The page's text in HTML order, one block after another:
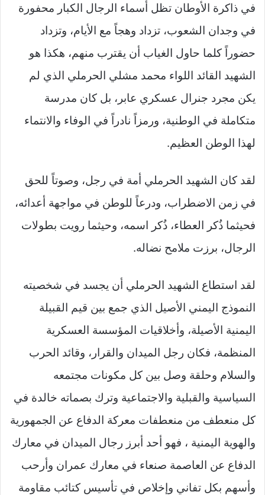
في ذاكرة الأوطان تظل أسماء الرجال الكبار محفورة
في وجدان الشعوب، تزداد وهجاً مع الأيام، وتزداد
حضوراً كلما حاول الغياب أن يقترب منهم، هكذا هو
الشهيد القائد اللواء محمد مشلي الحرملي الذي لم
يكن مجرد جنرال عسكري عابر، بل كان مدرسة
متكاملة في الوطنية، ورمزاً نادراً في الوفاء والانتماء
لهذا الوطن العظيم.
لقد كان الشهيد الحرملي أمة في رجل، وصوتاً للحق
في زمن الاضطراب، ودرعاً للوطن في مواجهة أعدائه،
فحيثما ذُكر العطاء، ذُكر اسمه، وحيثما رويت بطولات
الرجال، برزت ملامح نضاله.
لقد استطاع الشهيد الحرملي أن يجسد في شخصيته
النموذج اليمني الأصيل الذي جمع بين قيم القبيلة
اليمنية الأصيلة، وأخلاقيات المؤسسة العسكرية
المنظمة، فكان رجل الميدان والقرار، وقائد الحرب
والسلام وحلقة وصل بين كل مكونات مجتمعه
السياسية والقبلية والاجتماعية وترك بصماته خالدة في
كل منعطف من منعطفات معركة الدفاع عن الجمهورية
والهوية اليمنية ، فهو أحد أبرز رجال الميدان في معارك
الدفاع عن العاصمة صنعاء في معارك عمران وأرحب
وأسهم بكل تفاني وإخلاص في تأسيس كتائب مقاومة